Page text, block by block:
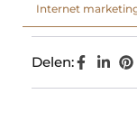
Internet
Delen: